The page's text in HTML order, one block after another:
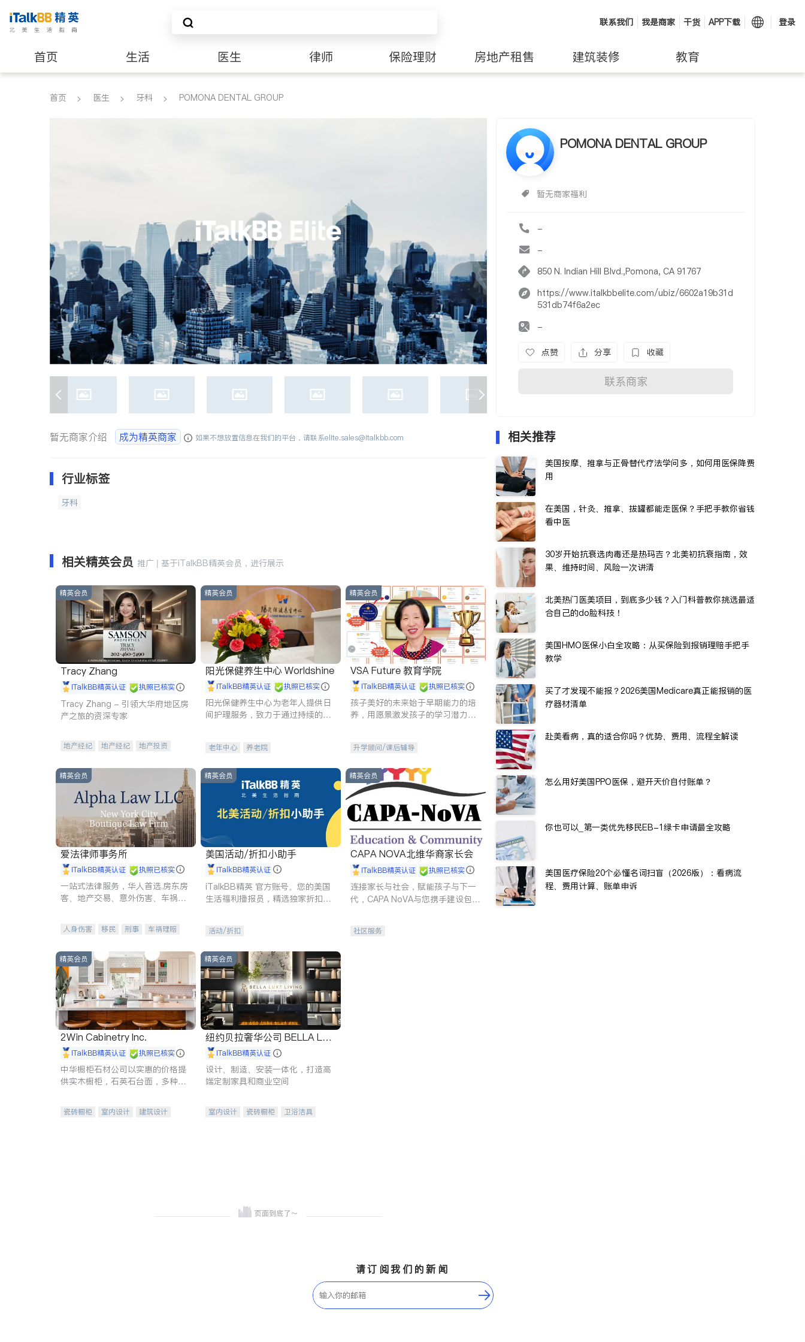
联系我们 我是商家 干货 APP下载 登录
首页 生活 医生 律师 保险理财 房地产租售 建筑装修 教育
养老 非盈利组织
首页 医生 牙科 POMONA DENTAL GROUP
POMONA DENTAL GROUP
暂无商家福利
-
-
850 N. Indian Hill Blvd.,Pomona, CA 91767
https://www.italkbbelite.com/ubiz/6602a19b31d
531db74f6a2ec
-
点赞 分享 收藏
联系商家
暂无商家介绍 成为精英商家 如果不想放置信息在我们的平台，请联系elite.sales@italkbb.com
行业标签
牙科
相关精英会员 推广 | 基于iTalkBB精英会员，进行展示
精英会员
Tracy Zhang
iTalkBB精英认证 执照已核实
Tracy Zhang - 引领大华府地区房
产之旅的资深专家
地产经纪 地产经纪
地产投资
精英会员
阳光保健养生中心 Worldshine
iTalkBB精英认证 执照已核实
阳光保健养生中心为老年人提供日
间护理服务，致力于通过持续的护
老年中心 养老院
精英会员
VSA Future 教育学院
iTalkBB精英认证 执照已核实
孩子美好的未来始于早期能力的培
养，用愿景激发孩子的学习潜力和
升学顾问/课后辅导
精英会员
爱法律师事务所
iTalkBB精英认证 执照已核实
一站式法律服务，华人首选.房东房
客、地产交易、意外伤害、车祸重
人身伤害 移民 刑事
车祸理赔
商标注册
索赔 律师-其它 保释
精英会员
美国活动/折扣小助手
iTalkBB精英认证
iTalkBB精英 官方账号。您的美国
生活福利播报员，精选独家折扣、
活动/折扣
精英会员
CAPA NOVA北维华裔家长会
iTalkBB精英认证 执照已核实
连接家长与社会，赋能孩子与下一
代，CAPA NoVA与您携手建设包
社区服务
精英会员
2Win Cabinetry Inc.
iTalkBB精英认证 执照已核实
中华橱柜石材公司以实惠的价格提
供实木橱柜，石英石台面，多种优
机。品质厨房，家的选择。
瓷砖橱柜 室内设计
建筑设计
精英会员
纽约贝拉奢华公司 BELLA LUX
E iTalkBB精英认证
设计、制造、安装一体化，打造高
端定制家具和商业空间
室内设计 瓷砖橱柜
卫浴洁具
相关推荐
美国按摩、推拿与正骨替代疗法学问多，如何用医保降费
用
在美国，针灸、推拿、拔罐都能走医保？手把手教你省钱
看中医
30岁开始抗衰选肉毒还是热玛吉？北美初抗衰指南，效
果、维持时间、风险一次讲清
北美热门医美项目，到底多少钱？入门科普教你挑选最适
合自己的do脸科技！
美国HMO医保小白全攻略：从买保险到报销理赔手把手
教学
买了才发现不能报？2026美国Medicare真正能报销的医
疗器材清单
赴美看病，真的适合你吗？优势、费用、流程全解读
怎么用好美国PPO医保，避开天价自付账单？
你也可以_第一类优先移民EB-1绿卡申请最全攻略
美国医疗保险20个必懂名词扫盲（2026版）：看病流
程、费用计算、账单申诉
请订阅我们的新闻